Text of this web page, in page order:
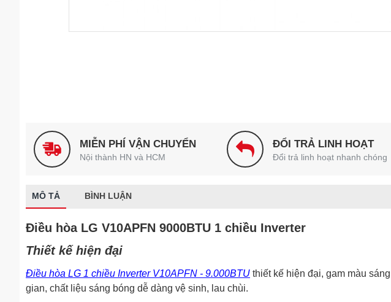
MIỄN PHÍ VẬN CHUYỂN
Nội thành HN và HCM
ĐỔI TRẢ LINH HOẠT
Đổi trả linh hoạt nhanh chóng
MÔ TẢ BÌNH LUẬN
Điều hòa LG V10APFN 9000BTU 1 chiều Inverter
Thiết kế hiện đại
Điều hòa LG 1 chiều Inverter V10APFN - 9.000BTU thiết kế hiện đại, gam màu
gian, chất liệu sáng bóng dễ dàng vệ sinh, lau chùi.